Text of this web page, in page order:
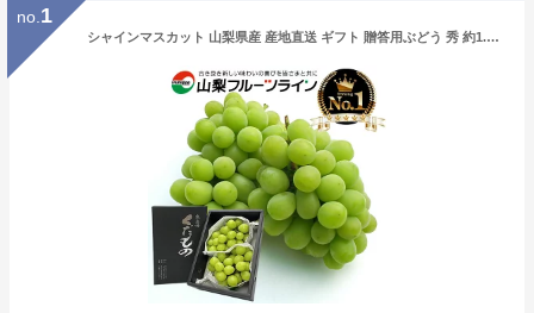
no. 1
シャインマスカット 山梨県産 産地直送 ギフト 贈答用ぶどう 秀 約1.2kg 化粧箱入 送料無料※一部地域を除く【敬老の日 ギフト プレゼント 贈り物 フルーツ 果物 ブドウ 葡萄 内祝 お誕生日プレゼント 御礼 御祝 残暑緒見舞い 御供】